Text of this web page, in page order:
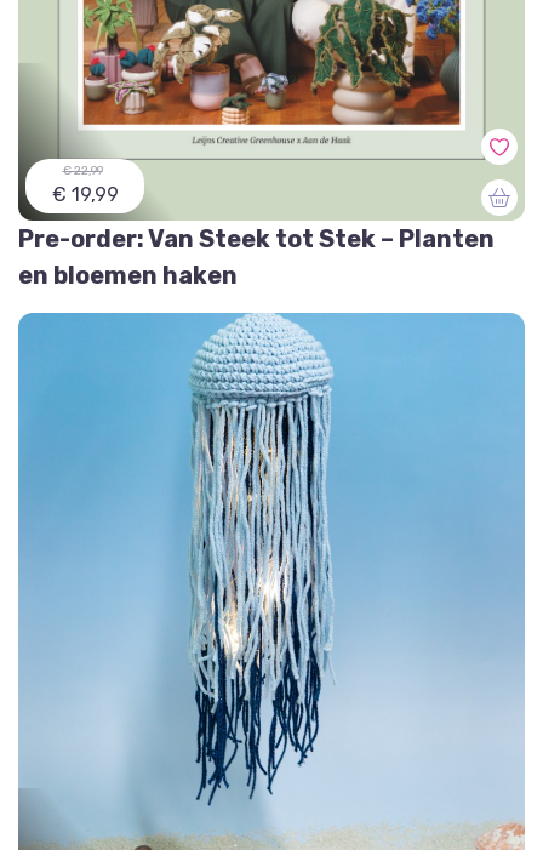
€ 22,99
€ 19,99
Pre-order: Van Steek tot Stek – Planten
en bloemen haken